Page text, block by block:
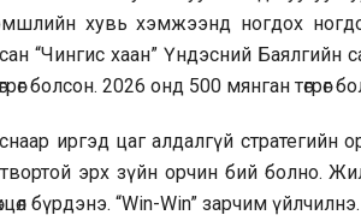
хувь хэмжээнд ногдох
“Чингис хаан” Үндэсний Баялгийн
болсон. 2026 онд 500 мянган төгрөг
иргэд цаг алдалгүй стратегийн орд
эрх зүйн орчин бий болно.
бүрдэнэ. “Win-Win” зарчим үйлчилнэ.